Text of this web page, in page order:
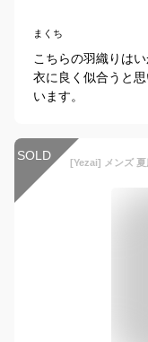
まくち
こちらの羽織りは
衣に良く似合うと
います。
SOLD